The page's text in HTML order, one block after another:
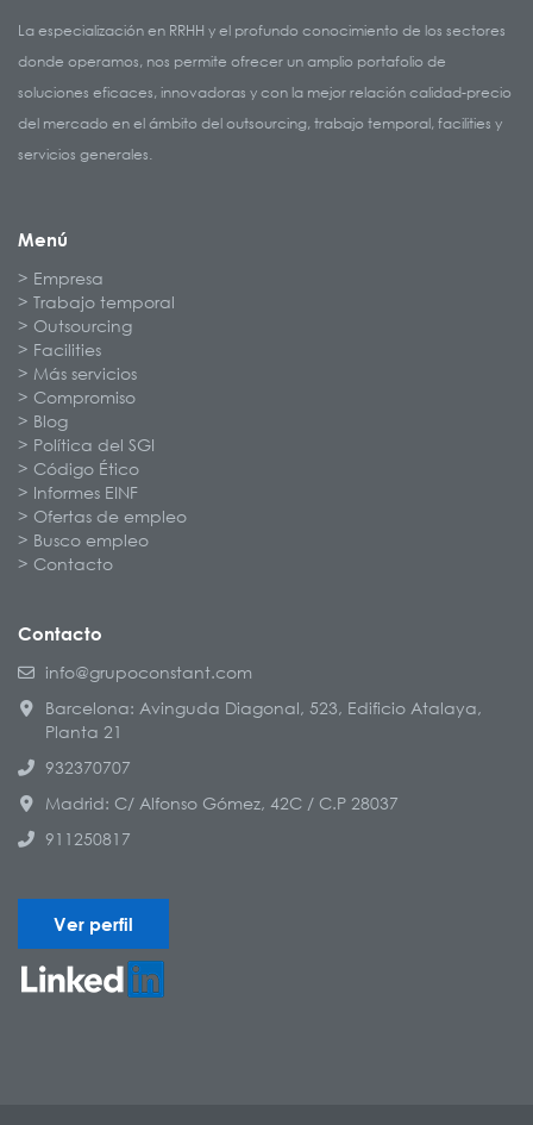
La especialización en RRHH y el profundo conocimiento de los sectores
donde operamos, nos permite ofrecer un amplio portafolio de
soluciones eficaces, innovadoras y con la mejor relación calidad-precio
del mercado en el ámbito del outsourcing, trabajo temporal, facilities y
servicios generales.
Menú
Empresa
Trabajo temporal
Outsourcing
Facilities
Más servicios
Compromiso
Blog
Política del SGI
Código Ético
Informes EINF
Ofertas de empleo
Busco empleo
Contacto
Contacto
info@grupoconstant.com
Barcelona: Avinguda Diagonal, 523, Edificio Atalaya,
Planta 21
932370707
Madrid: C/ Alfonso Gómez, 42C / C.P 28037
911250817
Ver perfil